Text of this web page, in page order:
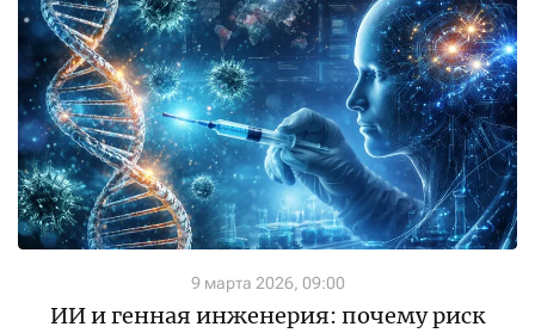
9 марта 2026, 09:00
ИИ и генная инженерия: почему риск